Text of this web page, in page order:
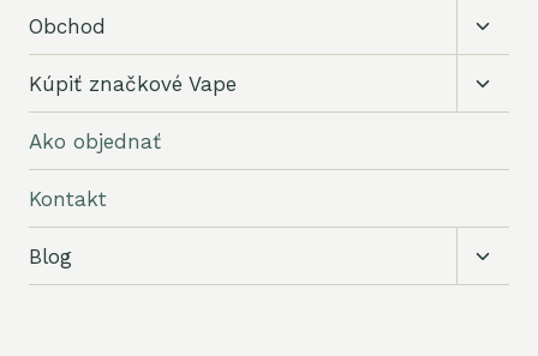
Obchod
Kúpiť značkové Vape
Ako objednať
Kontakt
Blog